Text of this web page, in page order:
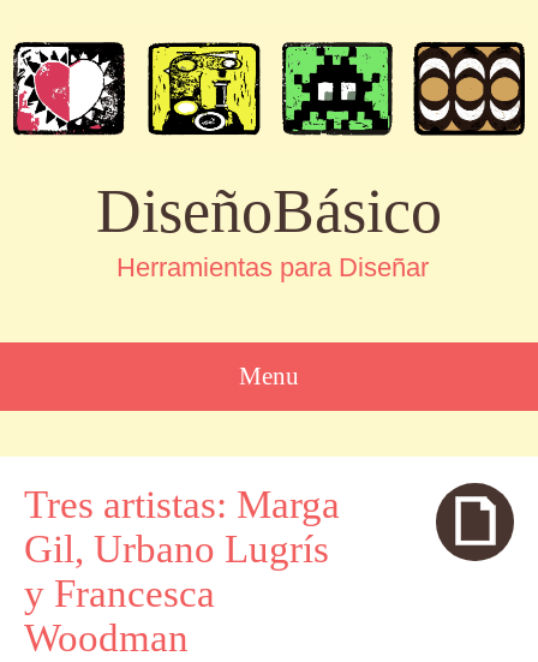
DiseñoBásico
Herramientas para Diseñar
Menu
CONTENT
Tres artistas: Marga
Gil, Urbano Lugrís
y Francesca
Woodman